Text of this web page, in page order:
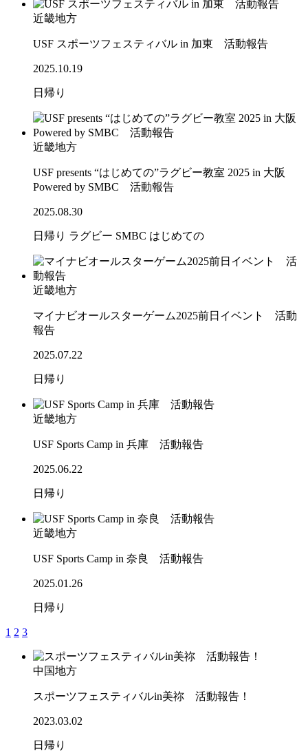
近畿地方
USF スポーツフェスティバル in 加東 活動報告
2025.10.19
日帰り
近畿地方
USF presents “はじめての”ラグビー教室 2025 in 大阪
Powered by SMBC 活動報告
2025.08.30
日帰り ラグビー SMBC はじめての
近畿地方
マイナビオールスターゲーム2025前日イベント 活動
報告
2025.07.22
日帰り
近畿地方
USF Sports Camp in 兵庫 活動報告
2025.06.22
日帰り
近畿地方
USF Sports Camp in 奈良 活動報告
2025.01.26
日帰り
1 2 3
中国地方
スポーツフェスティバルin美祢 活動報告！
2023.03.02
日帰り